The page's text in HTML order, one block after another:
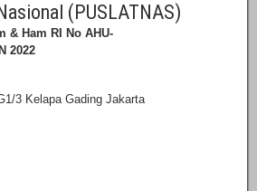
(PUSLATNAS)
& Ham RI
No AHU-
2022
3 Kelapa Gading Jakarta